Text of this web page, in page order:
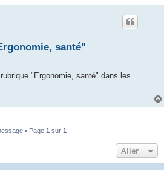
santé"
"Ergonomie, santé" dans les
• Page 1 sur 1
Aller